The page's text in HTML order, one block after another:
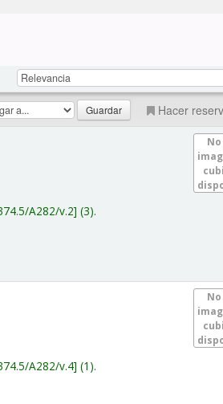
Hacer
A282/v.2 (3).
A282/v.4 (1).